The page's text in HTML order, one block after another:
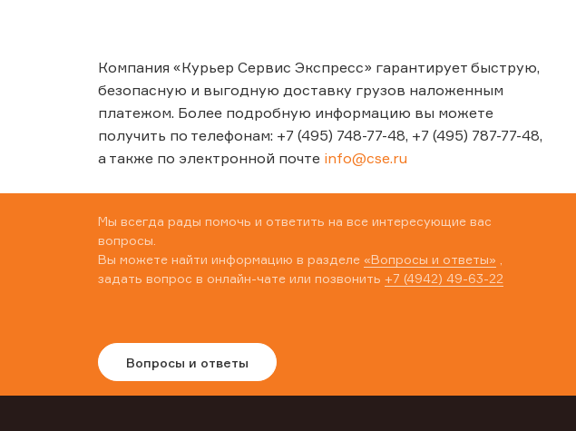
Компания «Курьер Сервис Экспресс» гарантирует быструю,
безопасную и выгодную доставку грузов наложенным
платежом. Более подробную информацию вы можете
получить по телефонам: +7 (495) 748-77-48, +7 (495) 787-77-48,
а также по электронной почте info@cse.ru
Мы всегда рады помочь и ответить на все интересующие вас
вопросы.
Вы можете найти информацию в разделе «Вопросы и ответы»
задать вопрос в онлайн-чате или позвонить +7 (4942) 49-63-22
Вопросы и ответы